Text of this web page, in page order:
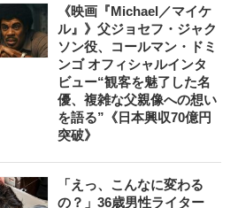
《映画『Michael／マイケ
ル』》父ジョセフ・ジャク
ソン役、コールマン・ドミ
ンゴ オフィシャルインタ
ビュー“観客を魅了した名
優、複雑な父親像への想い
を語る”《日本興収70億円
突破》
「えっ、こんなに変わる
の？」36歳男性ライター